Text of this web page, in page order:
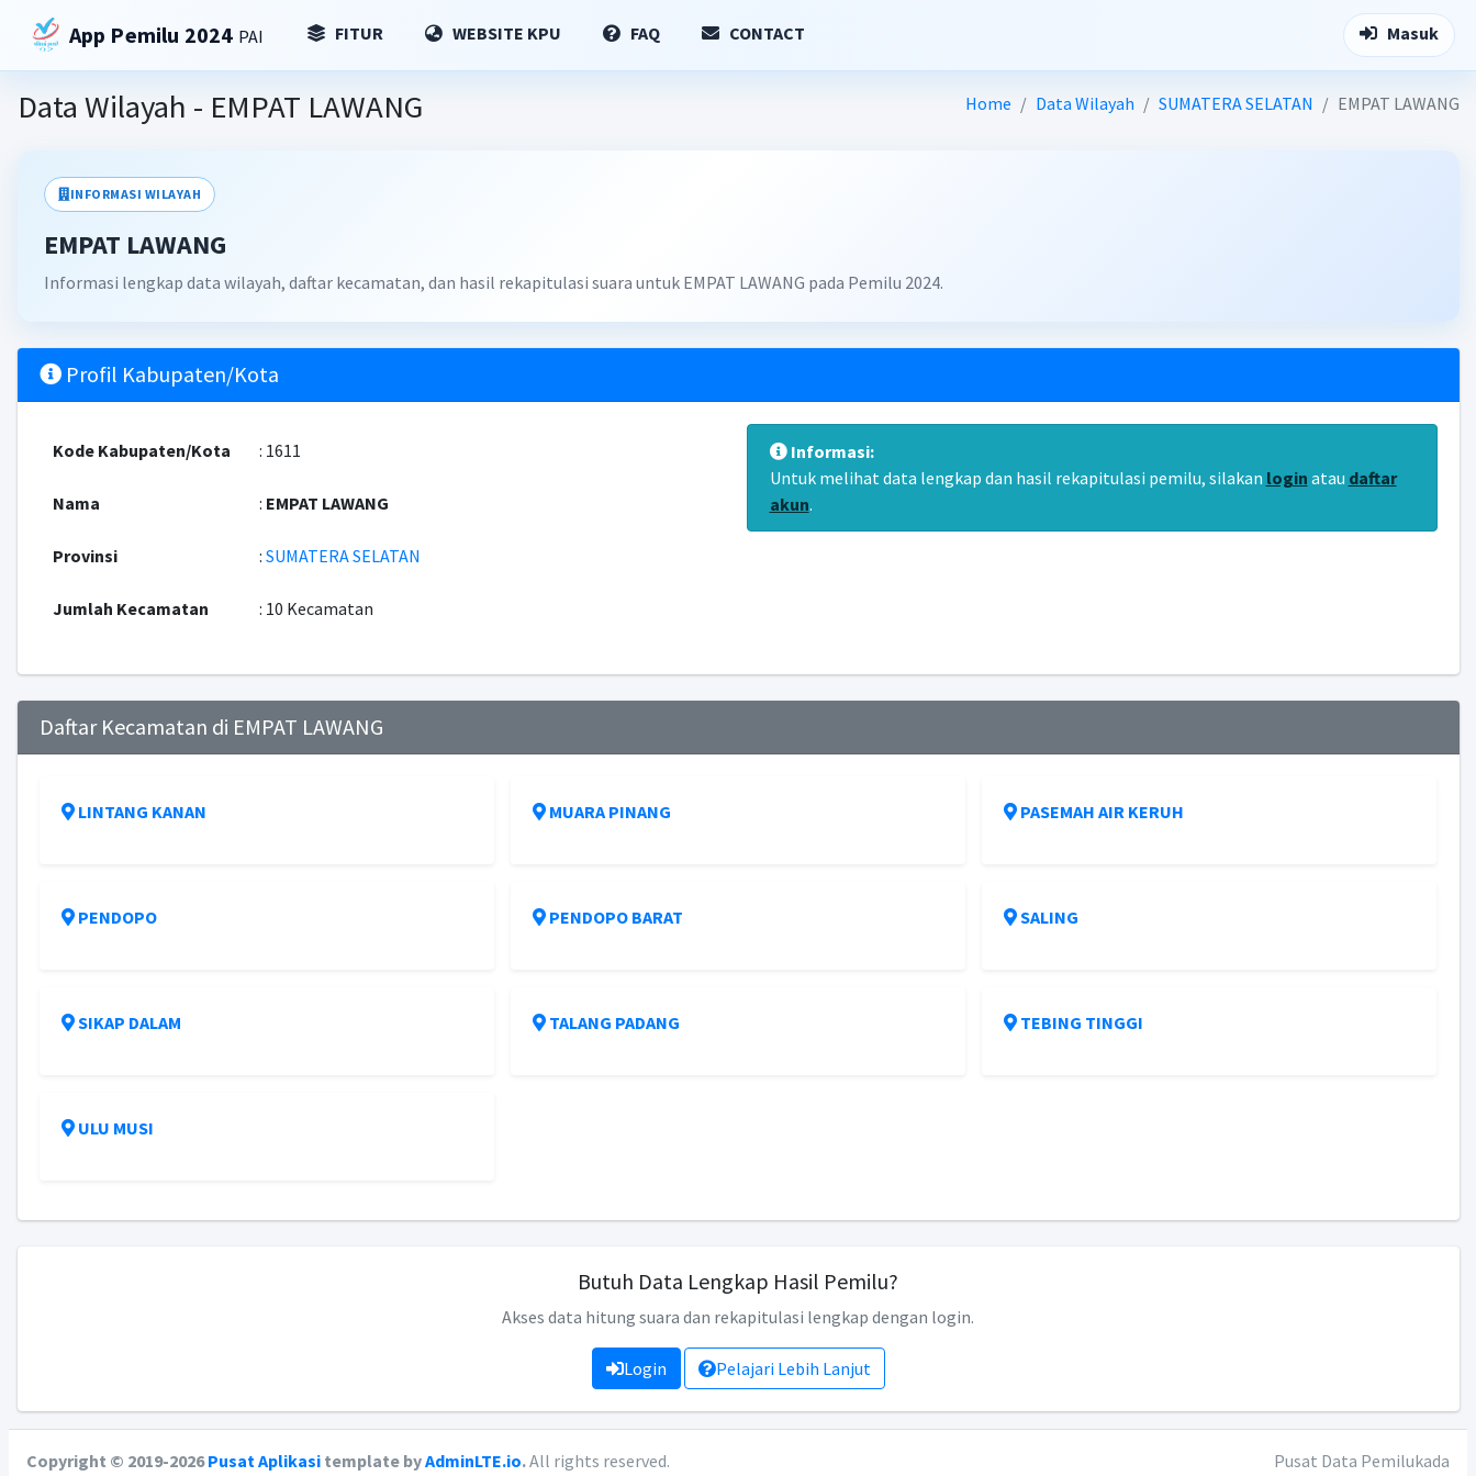
App Pemilu 2024 PAI FITUR WEBSITE KPU FAQ CONTACT Masuk
Data Wilayah - EMPAT LAWANG Home Data Wilayah SUMATERA SELATAN EMPAT LAWANG
INFORMASI WILAYAH
EMPAT LAWANG
Informasi lengkap data wilayah, daftar kecamatan, dan hasil rekapitulasi suara untuk EMPAT LAWANG pada Pemilu 2024.
Profil Kabupaten/Kota
Kode Kabupaten/Kota : 1611
Nama : EMPAT LAWANG
Provinsi : SUMATERA SELATAN
Jumlah Kecamatan : 10 Kecamatan
Informasi:
Untuk melihat data lengkap dan hasil rekapitulasi pemilu, silakan login atau daftar
akun.
Daftar Kecamatan di EMPAT LAWANG
LINTANG KANAN MUARA PINANG PASEMAH AIR KERUH
PENDOPO PENDOPO BARAT SALING
SIKAP DALAM TALANG PADANG TEBING TINGGI
ULU MUSI
Butuh Data Lengkap Hasil Pemilu?
Akses data hitung suara dan rekapitulasi lengkap dengan login.
Login Pelajari Lebih Lanjut
Copyright © 2019-2026Pusat Aplikasi template byAdminLTE.io.All rights reserved. Pusat Data Pemilukada